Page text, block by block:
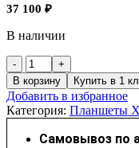
37 100 ₽
В наличии
Количество
товара
Xiaomi
Pad
8
8+256
В корзину Купить в 1
Добавить в избранное
Категория: Планшеты
Самовывоз по